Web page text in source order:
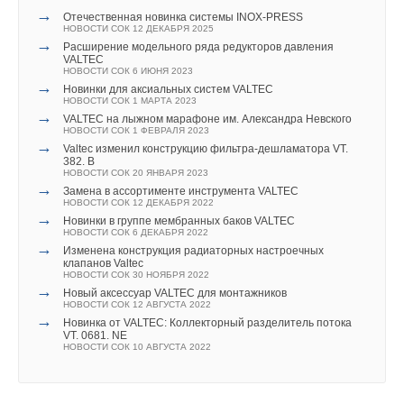
→ Отечественная новинка системы INOX-PRESS
НОВОСТИ СОК 12 ДЕКАБРЯ 2025
→
Расширение модельного ряда редукторов давления
VALTEC
НОВОСТИ СОК 6 ИЮНЯ 2023
→ Новинки для аксиальных систем VALTEC
НОВОСТИ СОК 1 МАРТА 2023
→ VALTEC на лыжном марафоне им. Александра Невского
НОВОСТИ СОК 1 ФЕВРАЛЯ 2023
→
Valtec изменил конструкцию фильтра-дешламатора VT.
382. B
НОВОСТИ СОК 20 ЯНВАРЯ 2023
→ Замена в ассортименте инструмента VALTEC
НОВОСТИ СОК 12 ДЕКАБРЯ 2022
→ Новинки в группе мембранных баков VALTEC
НОВОСТИ СОК 6 ДЕКАБРЯ 2022
→
Изменена конструкция радиаторных настроечных
клапанов Valtec
НОВОСТИ СОК 30 НОЯБРЯ 2022
→ Новый аксессуар VALTEC для монтажников
НОВОСТИ СОК 12 АВГУСТА 2022
→
Новинка от VALTEC: Коллекторный разделитель потока
VT. 0681. NE
НОВОСТИ СОК 10 АВГУСТА 2022
Ваш E-mail *
Текст комментария
НОВОСТИ СОК 4 АВГУСТА 2026
Тепловые насосы в связке с солнечной генерацией и
накопителем снижают потребление на 60%
НОВОСТИ СОК 4 АВГУСТА 2026
«РУСКЛИМАТ Fest 2026» в Уфе собрал свыше 700
профи климатической отрасли
НОВОСТИ СОК 3 АВГУСТА 2026
→
«СиСофт Девелопмент» подвел итоги конкурса
студенческих проектов «ТИМ-лидеры 2026»
НОВОСТИ СОК 3 АВГУСТА 2026
«Русклимат» укрепляет партнёрство за Уралом
НОВОСТИ СОК 31 ИЮЛЯ 2026
→
Группа «Теплолюкс» открыла новую производственную
площадку
НОВОСТИ СОК 29 ИЮЛЯ 2026
Stiebel Eltron — спонсирует международные
соревнования
НОВОСТИ СОК 29 ИЮЛЯ 2026
Разрушительная сила атомной энергетики
С точки зрения воздействия на окружающую среду
атомная энергетика гораздо более
солнечная, ветряная или другая возобновляемая
энергетика — просто с точки зрения выброса парниковых
газов. Уже не говоря о том, что цена за Чернобыль или
Фукусиму окружающая среда будет платить сотни
и тысячи лет.
Как и в случае с метаном, маркировка атомной энергетики
как «зеленой» и «соответствующей концепции устойчивого
развития» — фальшивка. А следовательно, АЭС будут
отвлекать средства от действительно зеленой энергетики,
все той же солнечной и ветряной.
Существует свежее независимое